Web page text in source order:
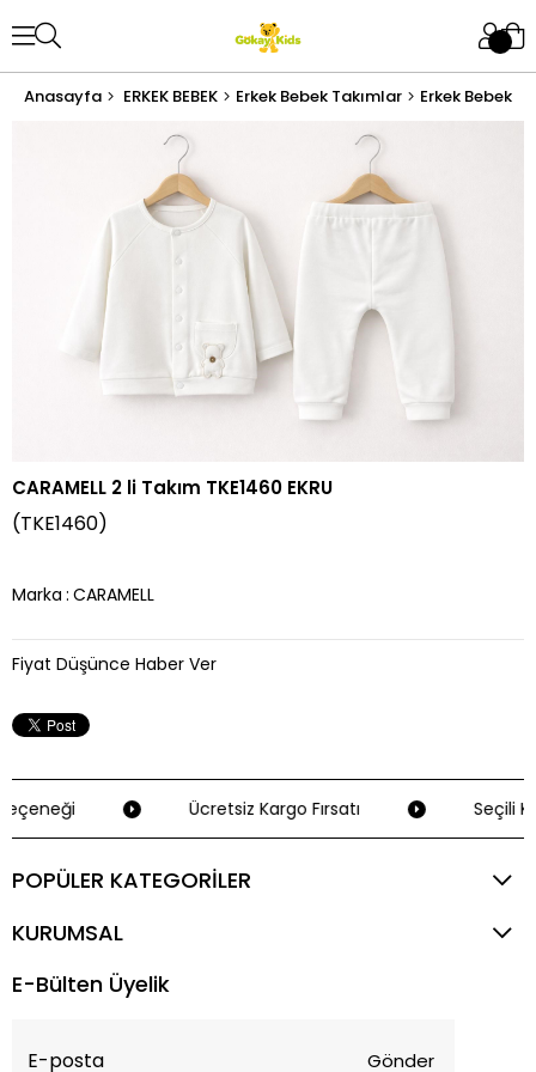
Anasayfa ERKEK BEBEK Erkek Bebek Takımlar Erkek Bebek
CARAMELL 2 li Takım TKE1460 EKRU
(TKE1460)
Marka : CARAMELL
Fiyat Düşünce Haber Ver
Ücretsiz Kargo Fırsatı Seçili
POPÜLER KATEGORİLER
KURUMSAL
E-Bülten Üyelik
Gönder